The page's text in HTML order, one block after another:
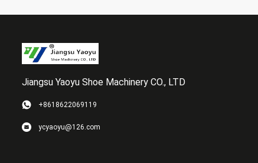
Jiangsu Yaoyu Shoe Machinery CO., LTD
+8618622069119
ycyaoyu@126.com